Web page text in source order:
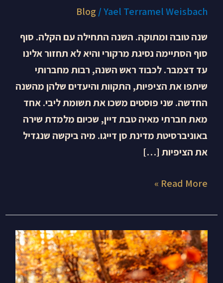
Blog /Yael Terramel Weisbach
שנה טובה ומתוקה. השנה התחילה עם הקלה. סוף
סוף הסתיימה נסיגת מרקורי והיא לא תחזור אלינו
עד דצמבר. לכבוד ראש השנה, רבות מחברותי
שיתפו את הציפיות, התקוות והיעדים שלהן מהשנה
החדשה. שני פוסטים משכו את תשומת ליבי. אחד
מאת חברתי מאיה טבת דיין, שכיום מלמדת שירה
באוניברסיטת מדינת סן דייגו. מיה ביקשה שנגדיל
את הציפיות […]
Read More »
שמש
עוברת
למאזניים